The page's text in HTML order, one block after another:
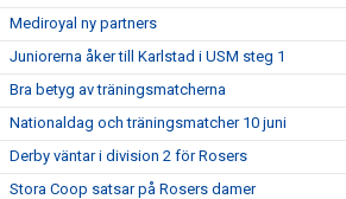
Mediroyal ny partners
Juniorerna åker till Karlstad i USM steg 1
Bra betyg av träningsmatcherna
Nationaldag och träningsmatcher 10 juni
Derby väntar i division 2 för Rosers
Stora Coop satsar på Rosers damer